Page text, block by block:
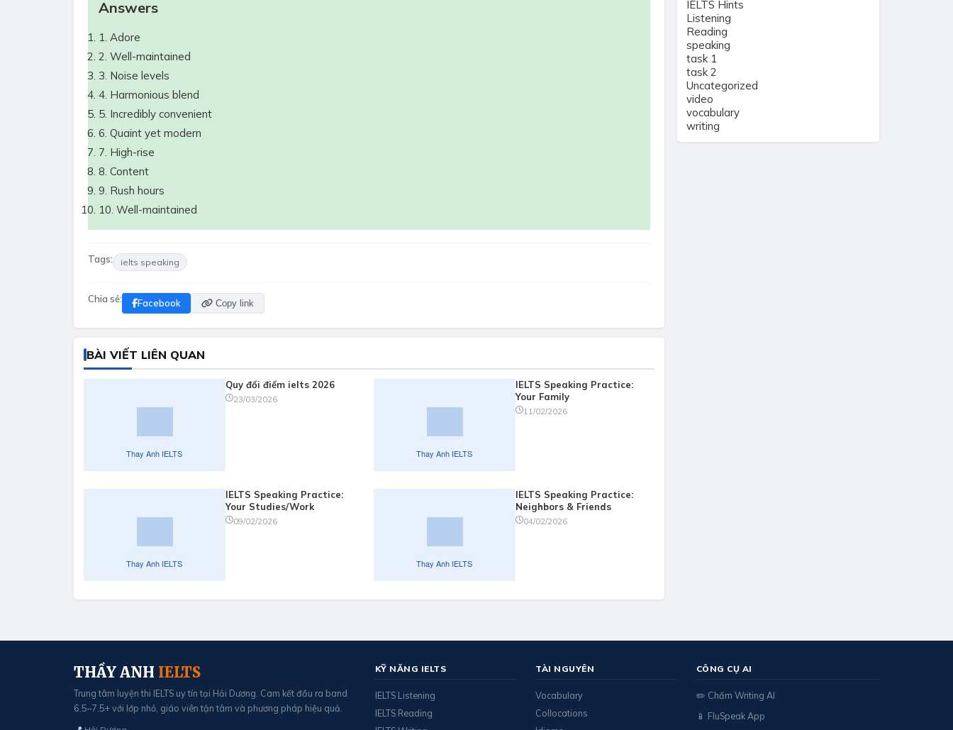
Answers
1. Adore
2. Well-maintained
3. Noise levels
4. Harmonious blend
5. Incredibly convenient
6. Quaint yet modern
7. High-rise
8. Content
9. Rush hours
10. Well-maintained
Tags: ielts speaking
Chia sẻ: Facebook Copy link
BÀI VIẾT LIÊN QUAN
Quy đổi điểm ielts 2026
23/03/2026
IELTS Speaking Practice:
Your Family
11/02/2026
IELTS Speaking Practice:
Your Studies/Work
09/02/2026
IELTS Speaking Practice:
Neighbors & Friends
04/02/2026
IELTS Hints
Listening
Reading
speaking
task 1
task 2
Uncategorized
video
vocabulary
writing
THẦY ANH IELTS
Trung tâm luyện thi IELTS uy tín tại Hải Dương. Cam kết đầu ra band
6.5–7.5+ với lớp nhỏ, giáo viên tận tâm và phương pháp hiệu quả.
KỸ NĂNG IELTS
IELTS Listening
IELTS Reading
TÀI NGUYÊN
Vocabulary
Collocations
CÔNG CỤ AI
✏️ Chấm Writing AI
📱 FluSpeak App